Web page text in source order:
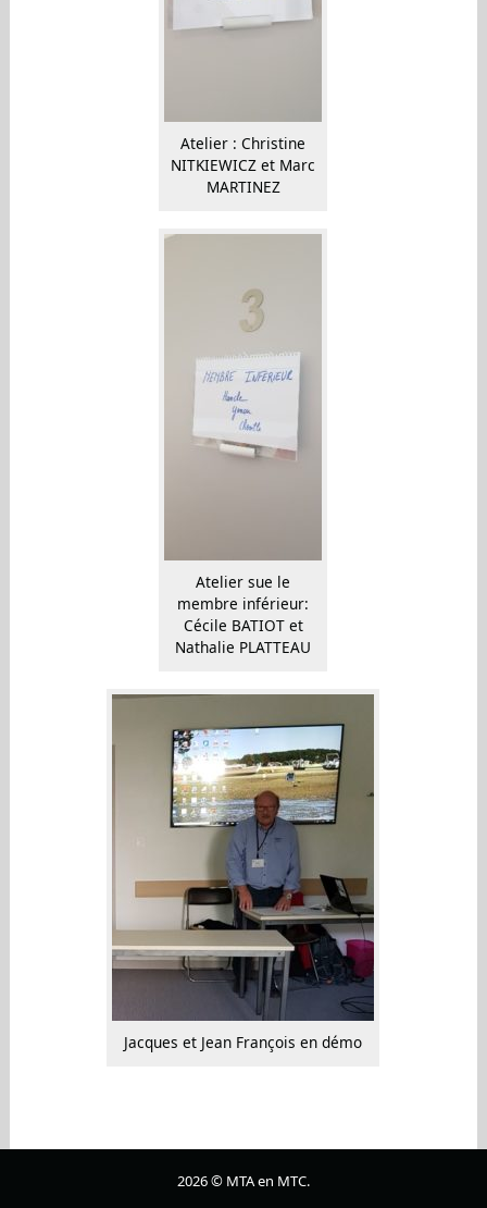
Atelier : Christine
NITKIEWICZ et Marc
MARTINEZ
Atelier sue le
membre inférieur:
Cécile BATIOT et
Nathalie PLATTEAU
Jacques et Jean François en démo
2026 © MTA en MTC.